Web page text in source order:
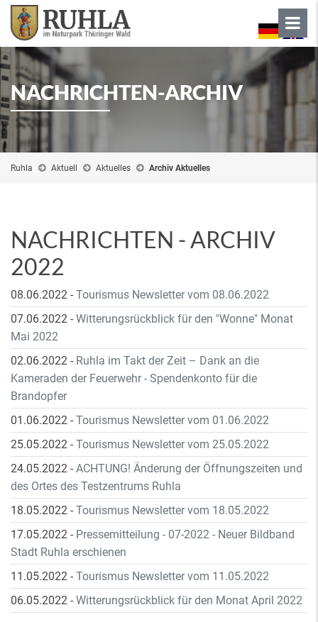
NACHRICHTEN-ARCHIV
Ruhla Aktuell Aktuelles Archiv Aktuelles
NACHRICHTEN - ARCHIV
2022
08.06.2022 - Tourismus Newsletter vom 08.06.2022
07.06.2022 - Witterungsrückblick für den "Wonne" Monat
Mai 2022
02.06.2022 - Ruhla im Takt der Zeit – Dank an die
Kameraden der Feuerwehr - Spendenkonto für die
Brandopfer
01.06.2022 - Tourismus Newsletter vom 01.06.2022
25.05.2022 - Tourismus Newsletter vom 25.05.2022
24.05.2022 - ACHTUNG! Änderung der Öffnungszeiten und
des Ortes des Testzentrums Ruhla
18.05.2022 - Tourismus Newsletter vom 18.05.2022
17.05.2022 - Pressemitteilung - 07-2022 - Neuer Bildband
Stadt Ruhla erschienen
11.05.2022 - Tourismus Newsletter vom 11.05.2022
06.05.2022 - Witterungsrückblick für den Monat April 2022